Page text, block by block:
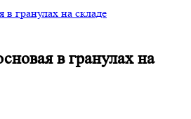
гранулах на складе
в гранулах на